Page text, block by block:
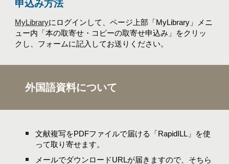
申込み方法
MyLibraryにログインして、ページ上部「MyLibrary」メニ
ュー内「本の取寄せ・コピーの取寄せ申込み」をクリッ
クし、フォームに記入してお送りください。
外国語資料について
文献複写をPDFファイルで届ける「RapidILL」を使
って取り寄せます。
メールでダウンロードURLが届きますので、そちら